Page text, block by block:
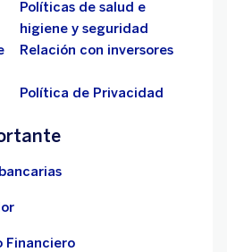
Políticas de salud e
higiene y seguridad
Relación con inversores
Política de Privacidad
Financiero